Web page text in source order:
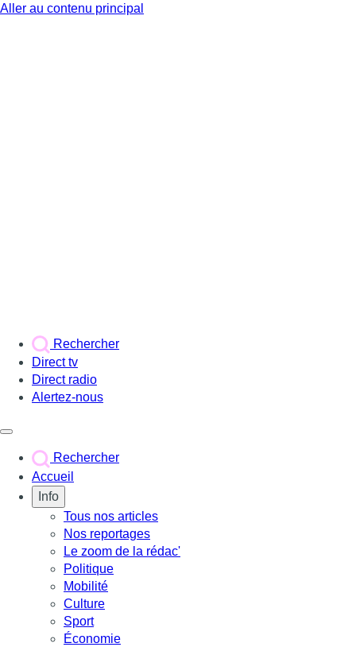
Aller au contenu principal
Rechercher
Direct tv
Direct radio
Alertez-nous
Rechercher
Accueil
Info
Tous nos articles
Nos reportages
Le zoom de la rédac'
Politique
Mobilité
Culture
Sport
Économie